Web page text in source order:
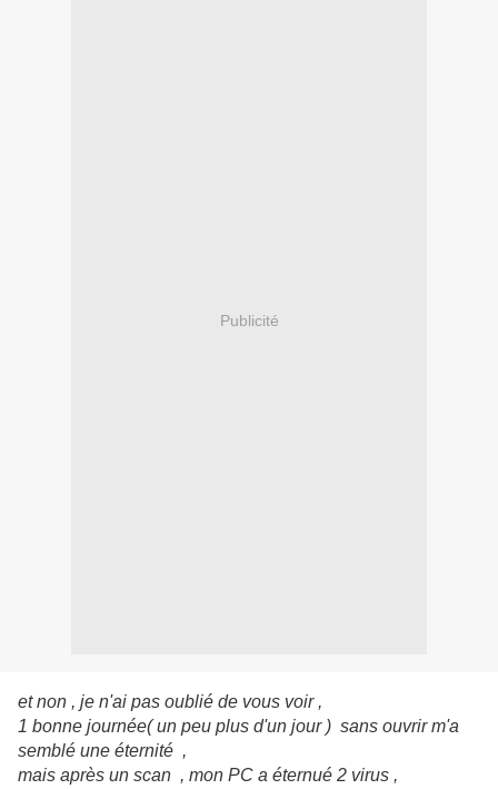
Publicité
et non , je n'ai pas oublié de vous voir ,
1 bonne journée( un peu plus d'un jour ) sans ouvrir m'a
semblé une éternité ,
mais après un scan , mon PC a éternué 2 virus ,